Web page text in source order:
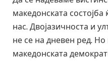
македонската состојба
нас. Двојазичноста и
не се на дневен ред.
македонската